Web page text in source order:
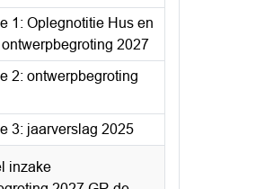
1: Oplegnotitie Hus en
2027
2: ontwerpbegroting
3: jaarverslag 2025
inzake